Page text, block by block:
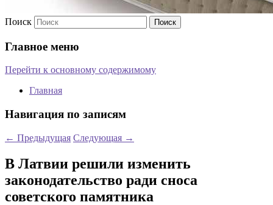
Поиск
Главное меню
Перейти к основному содержимому
Главная
Навигация по записям
← Предыдущая Следующая →
В Латвии решили изменить
законодательство ради сноса
советского памятника